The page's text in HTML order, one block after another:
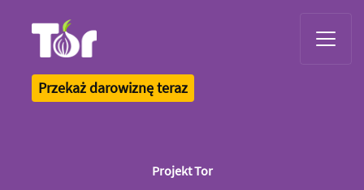
Przekaż darowiznę teraz
Projekt Tor